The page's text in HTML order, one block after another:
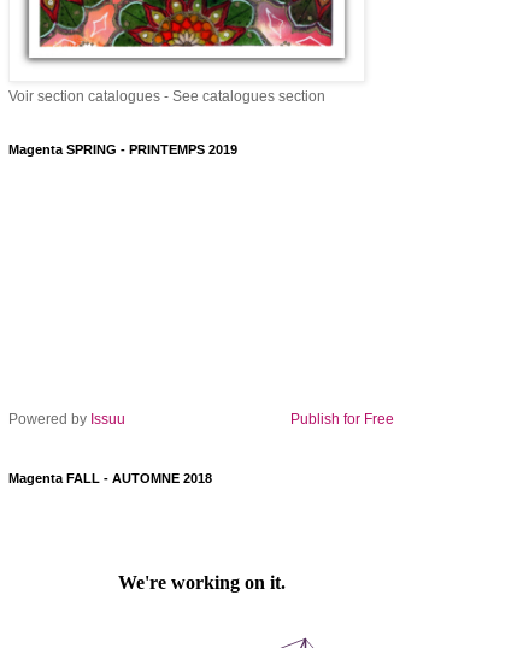
Voir section catalogues - See catalogues section
Magenta SPRING - PRINTEMPS 2019
Powered by Issuu Publish for Free
Magenta FALL - AUTOMNE 2018